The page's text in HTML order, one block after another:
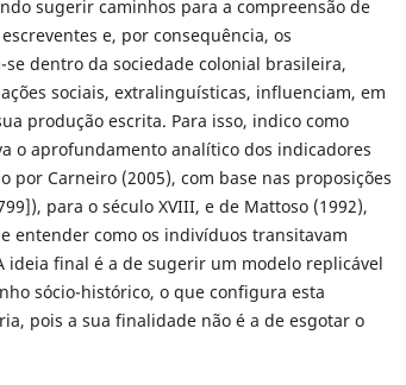
sugerir caminhos para a compreensão de
e, por consequência, os
se dentro da sociedade colonial brasileira,
sociais, extralinguísticas, influenciam, em
produção escrita. Para isso, indico como
o aprofundamento analítico dos indicadores
por Carneiro (2005), com base nas proposições
para o século XVIII, e de Mattoso (1992),
entender como os indivíduos transitavam
ideia final é a de sugerir um modelo replicável
sócio-histórico, o que configura esta
pois a sua finalidade não é a de esgotar o